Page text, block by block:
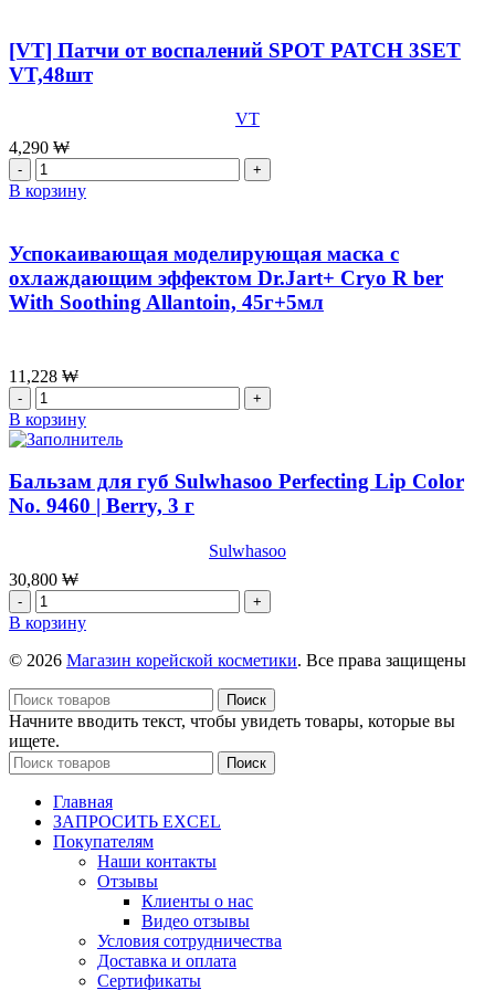
масок
с
центеллой
Cica
Daily
Soothing
MaskT,350гр
[VT] Патчи от воспалений SPOT PATCH 3SET
VT,48шт
VT
4,290 ₩
Количество
товара
[VT]
воспалений
SPOT
PATCH
В корзину
Успокаивающая моделирующая маска с
охлаждающим эффектом Dr.Jart+ Cryo R ber
With Soothing Allantoin, 45г+5мл
11,228 ₩
Количество
товара
Успокаивающая
маска
с
охлаждающим
Cryo
R
ber
With
Soothing
Allantoin,
45г+5мл
В корзину
Бальзам для губ Sulwhasoo Perfecting Lip Color
No. 9460 | Berry, 3 г
Sulwhasoo
30,800 ₩
Количество
товара
Бальзам
для
Sulwhasoo
Perfecting
Lip
Color
No.
9460
|
Berry,
В корзину
© 2026 Магазин корейской косметики. Все права защищены
Поиск
Начните вводить текст, чтобы увидеть товары, которые вы
ищете.
Поиск
Главная
ЗАПРОСИТЬ EXCEL
Покупателям
Наши контакты
Отзывы
Клиенты о нас
Видео отзывы
Условия сотрудничества
Доставка и оплата
Сертификаты